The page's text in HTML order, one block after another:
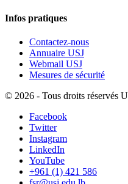
Infos pratiques
Contactez-nous
Annuaire USJ
Webmail USJ
Mesures de sécurité
© 2026 - Tous droits réservés
Facebook
Twitter
Instagram
LinkedIn
YouTube
+961 (1) 421 586